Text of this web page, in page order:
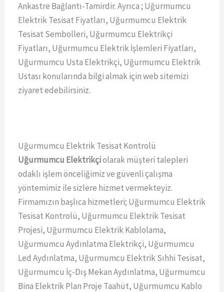
Ankastre Bağlantı-Tamirdir. Ayrıca ; Uğurmumcu
Elektrik Tesisat Fiyatları, Uğurmumcu Elektrik
Tesisat Sembolleri, Uğurmumcu Elektrikçi
Fiyatları, Uğurmumcu Elektrik İşlemleri Fiyatları,
Uğurmumcu Usta Elektrikçi, Uğurmumcu Elektrik
Ustası konularında bilgi almak için web sitemizi
ziyaret edebilirsiniz.
Uğurmumcu Elektrik Tesisat Kontrolü
Uğurmumcu Elektrikçiolarak müşteri talepleri
odaklı işlem önceliğimiz ve güvenli çalışma
yöntemimiz ile sizlere hizmet vermekteyiz.
Firmamızın başlıca hizmetleri; Uğurmumcu Elektrik
Tesisat Kontrolü, Uğurmumcu Elektrik Tesisat
Projesi, Uğurmumcu Elektrik Kablolama,
Uğurmumcu Aydınlatma Elektrikçi, Uğurmumcu
Led Aydınlatma, Uğurmumcu Elektrik Sıhhi Tesisat,
Uğurmumcu İç-Dış Mekan Aydınlatma, Uğurmumcu
Bina Elektrik Plan Proje Taahüt, Uğurmumcu Kablo